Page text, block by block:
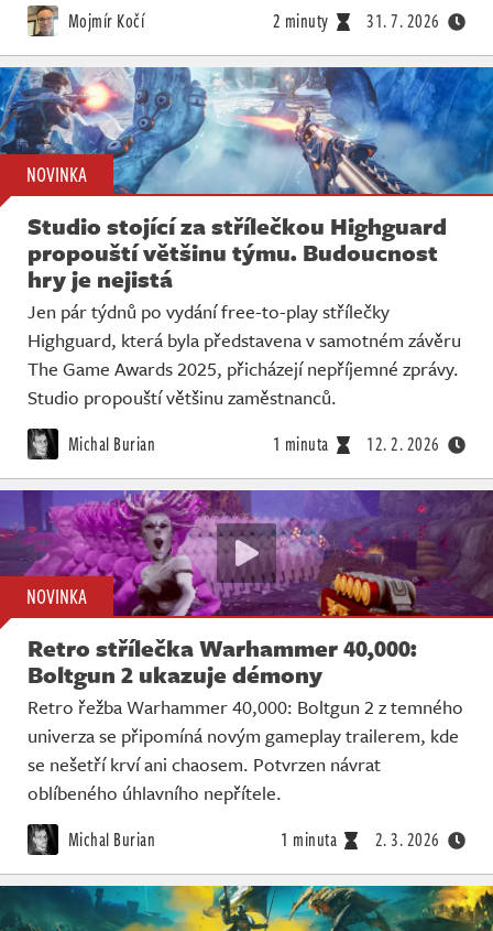
Mojmír Kočí 2 minuty 31. 7. 2026
NOVINKA
Studio stojící za střílečkou Highguard
propouští většinu týmu. Budoucnost
hry je nejistá
Jen pár týdnů po vydání free-to-play střílečky
Highguard, která byla představena v samotném závěru
The Game Awards 2025, přicházejí nepříjemné zprávy.
Studio propouští většinu zaměstnanců.
Michal Burian 1 minuta 12. 2. 2026
NOVINKA
Retro střílečka Warhammer 40,000:
Boltgun 2 ukazuje démony
Retro řežba Warhammer 40,000: Boltgun 2 z temného
univerza se připomíná novým gameplay trailerem, kde
se nešetří krví ani chaosem. Potvrzen návrat
oblíbeného úhlavního nepřítele.
Michal Burian 1 minuta 2. 3. 2026